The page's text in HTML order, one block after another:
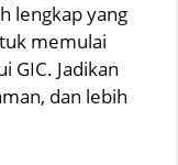
lengkap yang
memulai
GIC. Jadikan
dan lebih